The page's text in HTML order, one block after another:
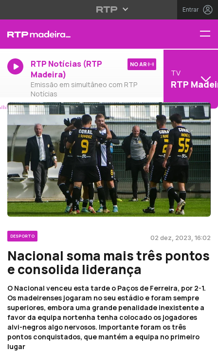
Entrar
RTP Notícias (RTP
Madeira)
Emissão em simultâneo com RTP
Notícias
NO AR
TV
RTP
DESPORTO 02 dez, 2023, 16:02
Nacional soma mais três pontos
e consolida liderança
O Nacional venceu esta tarde o Paços de Ferreira, por 2-1.
Os madeirenses jogaram no seu estádio e foram sempre
superiores, embora uma grande penalidade inexistente a
favor da equipa nortenha tenha colocado os jogadores
alvi-negros algo nervosos. Importante foram os três
pontos conquistados, que mantém a equipa no primeiro
lugar